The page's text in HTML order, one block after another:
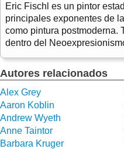
Eric Fischl es un pintor
principales exponentes de
como pintura postmoderna.
dentro del
Autores relacionados
Alex Grey
Aaron Koblin
Andrew Wyeth
Anne Taintor
Barbara Kruger